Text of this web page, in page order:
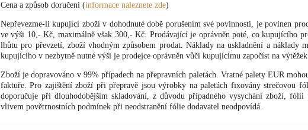
Cena a způsob doručení (informace naleznete zde)
Nepřevezme-li kupující zboží v dohodnuté době porušením své povinnosti, je povinen
ve výši 10,- Kč, maximálně však 300,- Kč. Prodávající je oprávněn poté, co kupujícího
lhůtu pro převzetí, zboží vhodným způsobem prodat. Náklady na uskladnění a náklady
kupujícího v nezbytně nutné výši je prodejce oprávněn vůči kupujícímu započíst na
Zboží je dopravováno v 99% případech na přepravních paletách. Vratné palety EUR
faktuře. Pro zajištění zboží při přepravě jsou výrobky na paletách fixovány strečovou
doporučuje při dlouhodobějším skladování, z důvodu případného vysychání zboží,
vlivem povětrnostních podmínek při neodstranění fólie dodavatel neodpovídá.